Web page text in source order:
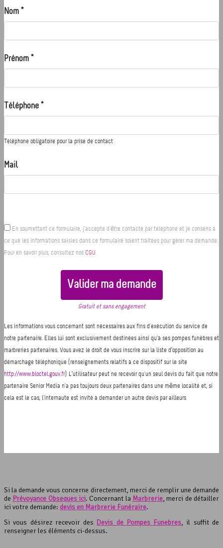
Si la demande vous concerne directement, merci de remplir une demande
de Prévoyance Obsèques ici. Concernant la Marbrerie, merci de détailler
ici votre demande: devis en Marbrerie Funéraire.
Si vous désirez recevoir des Devis de Pompes Funèbres, il suffit de
renseigner les éléments ci-dessus.